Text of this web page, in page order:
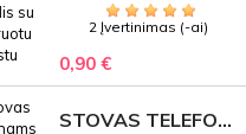
2 Įvertinimas (-ai)
0,90 €
STOVAS TELEFONAMS KLASEI (27 VIETOS) – GRAVIRUOJAMAS ORGANIZATORIUS